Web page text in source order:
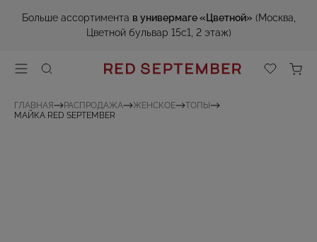
Больше ассортимента в универмаге «Цветной» (Москва,
Цветной бульвар 15с1, 2 этаж)
ГЛАВНАЯ РАСПРОДАЖА ЖЕНСКОЕ
ТОПЫ
МАЙКА RED SEPTEMBER